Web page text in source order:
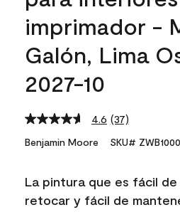
imprimador -
Galón, Lima
2027-10
4.6 Read
37
Reviews.
link.
(37)
Benjamin Moore SKU#
La pintura que es fácil
retocar y fácil de